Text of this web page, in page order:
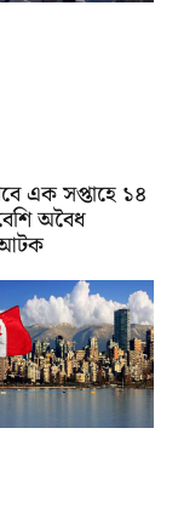
এক সপ্তাহে ১৪
অবৈধ
আটক